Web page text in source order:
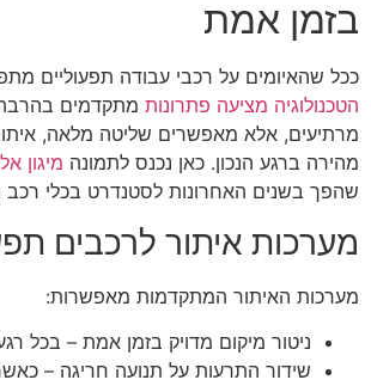
בזמן אמת
ככל שהאיומים על רכבי עבודה תפעוליים
הטכנולוגיה מציעה פתרונות מתקדמים
מרתיעים, אלא מאפשרים שליטה מלאה,
מהירה ברגע הנכון. כאן נכנס לתמונה מיגון
שהפך בשנים האחרונות לסטנדרט בכלי רכב
מערכות איתור לרכבים
מערכות האיתור המתקדמות מאפשרות:
ניטור מיקום מדויק בזמן אמת – בכל
שידור התרעות על תנועה חריגה –